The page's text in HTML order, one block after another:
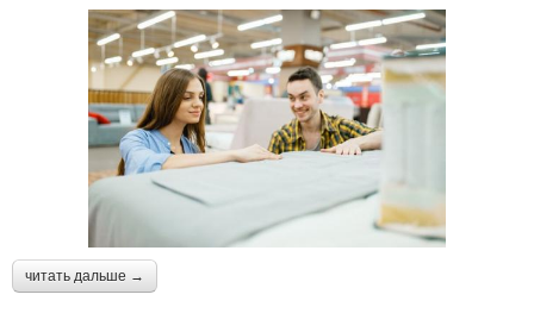
читать дальше →